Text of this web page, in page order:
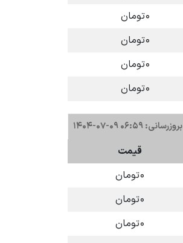
۰تومان
۰تومان
۰تومان
۰تومان
بروزرسانی: ۰۶:۵۹ ۰۹-۰۷-۱۴۰۴
قیمت
۰تومان
۰تومان
۰تومان